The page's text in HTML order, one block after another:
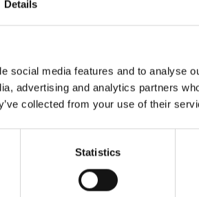
Details
social media features and to analyse
advertising and analytics partners
collected from your use of their
Statistics
technologicznymi i customer